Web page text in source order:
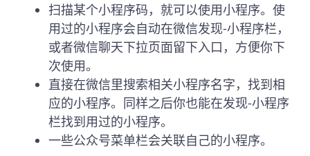
扫描某个小程序码，就可以使用小程序。使
用过的小程序会自动在微信发现-小程序栏，
或者微信聊天下拉页面留下入口，方便你下
次使用。
直接在微信里搜索相关小程序名字，找到相
应的小程序。同样之后你也能在发现-小程序
栏找到用过的小程序。
一些公众号菜单栏会关联自己的小程序。